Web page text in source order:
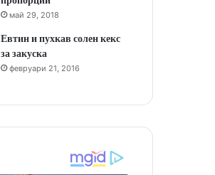
май 29, 2018
Евтин и пухкав солен кекс
за закуска
февруари 21, 2016